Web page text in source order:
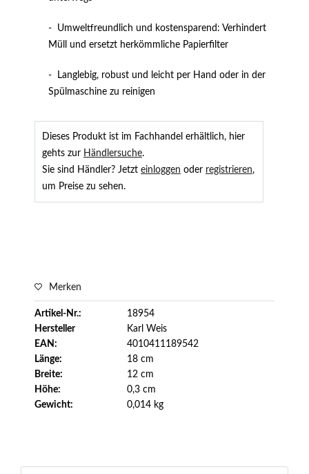
- Umweltfreundlich und kostensparend: Verhindert
Müll und ersetzt herkömmliche Papierfilter
- Langlebig, robust und leicht per Hand oder in der
Spülmaschine zu reinigen
Dieses Produkt ist im Fachhandel erhältlich, hier
gehts zur Händlersuche.
Sie sind Händler? Jetzt einloggen oder registrieren,
um Preise zu sehen.
Merken
Artikel-Nr.:
18954
Hersteller
Karl Weis
EAN:
4010411189542
Länge:
18 cm
Breite:
12 cm
Höhe:
0,3 cm
Gewicht:
0,014 kg